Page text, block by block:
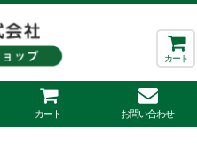
カート
カート お問い合わせ